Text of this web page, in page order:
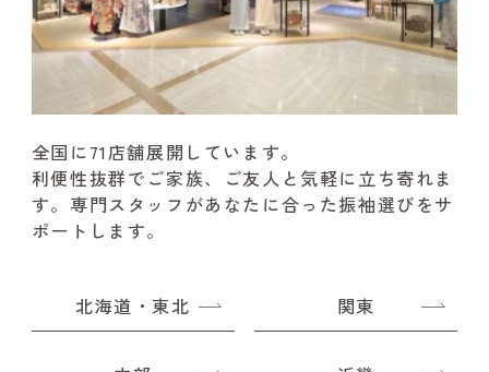
全国に71店舗展開しています。
利便性抜群でご家族、ご友人と気軽に立ち寄れま
す。 専門スタッフがあなたに合った振袖選びをサ
ポートします。
北海道・東北 関東